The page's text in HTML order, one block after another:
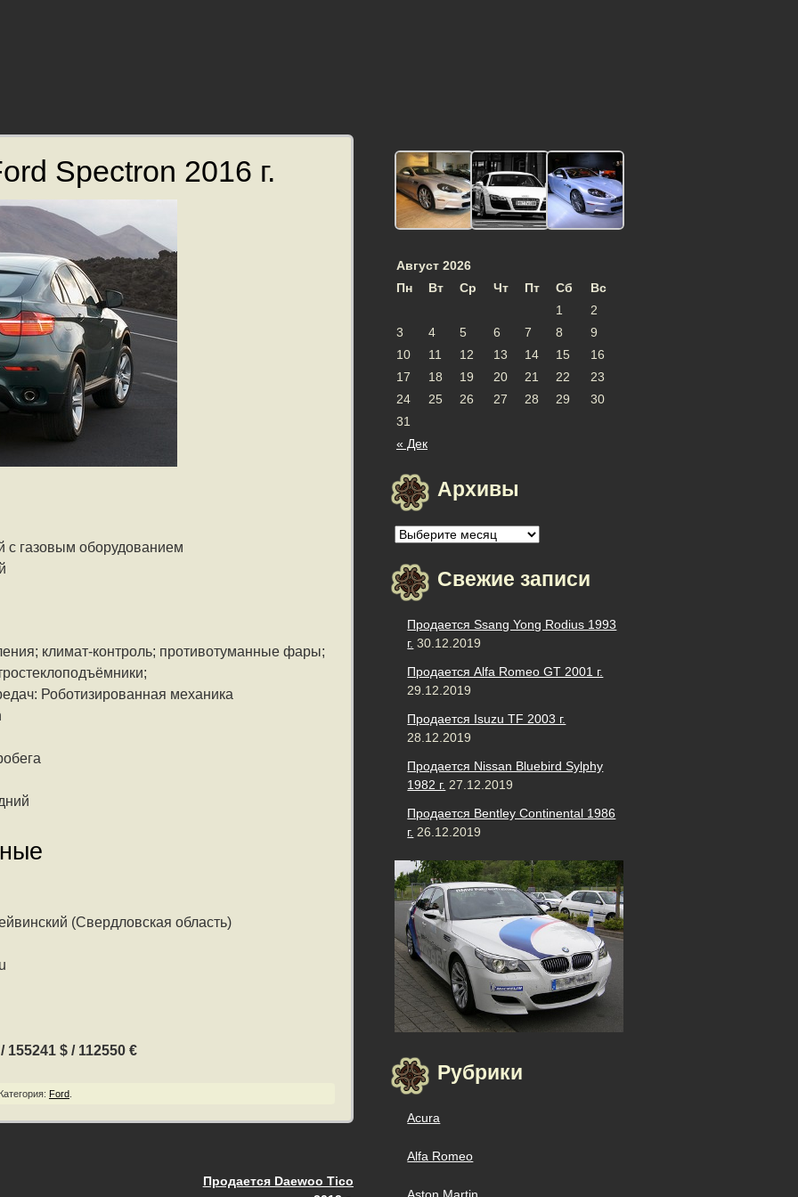
Spectron 2016 г.
с газовым оборудованием
климат-контроль; противотуманные фары;
Роботизированная механика
(Свердловская область)
$ / 112550 €
Ford
Продается Daewoo Tico
Август 2026
Пн
Вт Ср Чт Пт Сб Вс
« Дек
1
2
3
4 5 6 7 8
9
10
11 12 13 14 15
16
17
18 19 20 21 22
23
24
25 26 27 28 29
30
31
Архивы
Архивы
Свежие записи
Продается Ssang Yong Rodius 1993
г. 30.12.2019
Продается Alfa Romeo GT 2001 г.
29.12.2019
Продается Isuzu TF 2003 г.
28.12.2019
Продается Nissan Bluebird Sylphy
1982 г. 27.12.2019
Продается Bentley Continental 1986
г. 26.12.2019
Рубрики
Acura
Alfa Romeo
Aston Martin